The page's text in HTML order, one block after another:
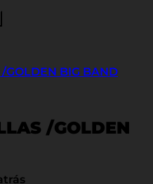
/GOLDEN BIG BAND
/GOLDEN